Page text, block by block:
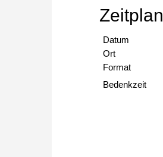
Zeitplan
Datum
Ort
Format
Bedenkzeit